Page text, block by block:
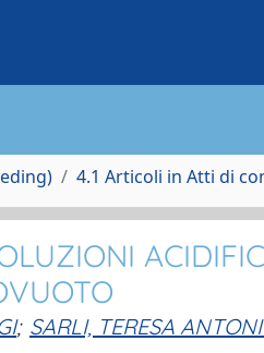
4.1 Articoli in Atti di
; SARLI, TERESA